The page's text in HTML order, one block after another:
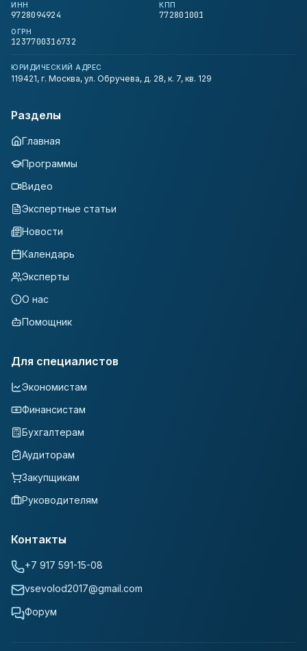
ИНН
9728094924
КПП
772801001
ОГРН
1237700316732
ЮРИДИЧЕСКИЙ АДРЕС
119421, г. Москва, ул. Обручева, д. 28, к. 7, кв. 129
Разделы
Главная
Программы
Видео
Экспертные статьи
Новости
Календарь
Эксперты
О нас
Помощник
Для специалистов
Экономистам
Финансистам
Бухгалтерам
Аудиторам
Закупщикам
Руководителям
Контакты
+7 917 591-15-08
vsevolod2017@gmail.com
Форум